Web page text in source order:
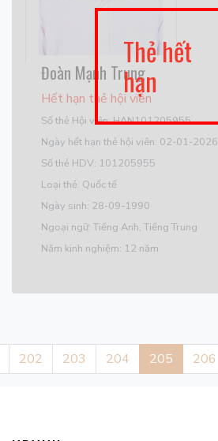
Đoàn Mạnh Trung
Hết hạn thẻ hội viên
Số thẻ Hội viên: HAN101205955
Ngày hết hạn thẻ hội viên: 02-01-2026
Số thẻ HDV: 101205955
Loại thẻ: Quốc tế
Ngày sinh: 28-09-1990
Ngoại ngữ: Tiếng Anh, Tiếng Trung
Năm kinh nghiệm: 12 năm
Thẻ hết
hạn
202 203 204 205 206